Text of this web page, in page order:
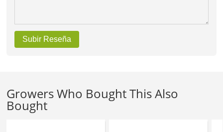
Subir Reseña
Growers Who Bought This Also
Bought